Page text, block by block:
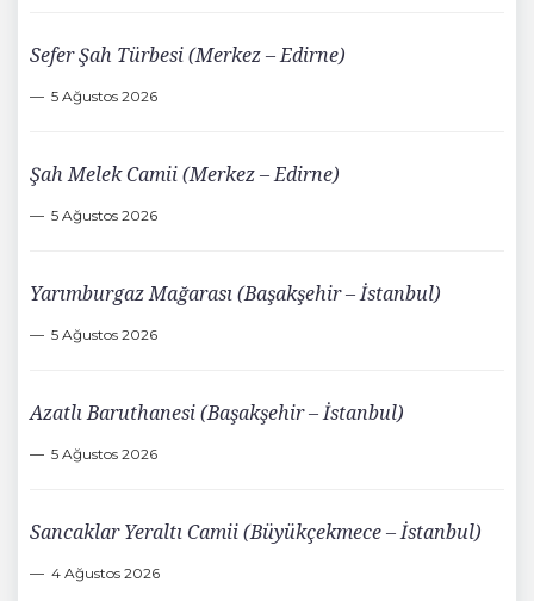
Sefer Şah Türbesi (Merkez – Edirne)
5 Ağustos 2026
Şah Melek Camii (Merkez – Edirne)
5 Ağustos 2026
Yarımburgaz Mağarası (Başakşehir – İstanbul)
5 Ağustos 2026
Azatlı Baruthanesi (Başakşehir – İstanbul)
5 Ağustos 2026
Sancaklar Yeraltı Camii (Büyükçekmece – İstanbul)
4 Ağustos 2026